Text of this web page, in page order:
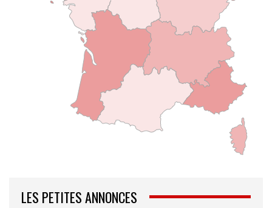
LES PETITES ANNONCES